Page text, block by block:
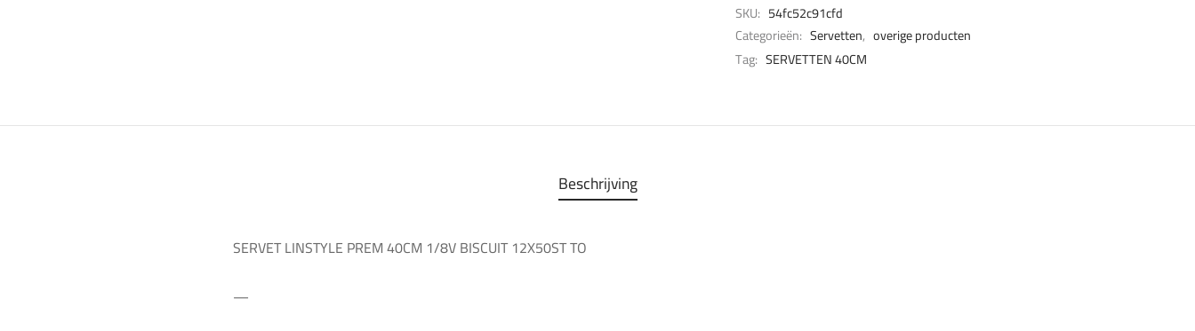
SKU: 54fc52c91cfd
Categorieën: Servetten, overige producten
Tag: SERVETTEN 40CM
Beschrijving
SERVET LINSTYLE PREM 40CM 1/8V BISCUIT 12X50ST TO
—